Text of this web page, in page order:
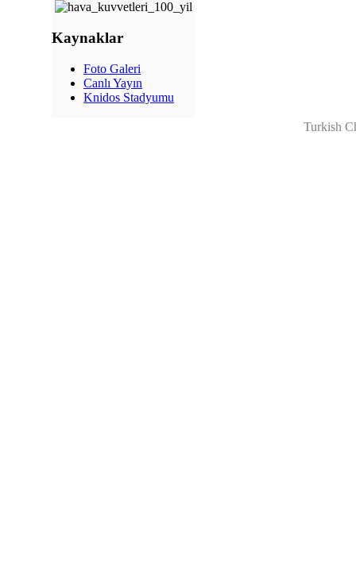
Kaynaklar
Foto Galeri
Canlı Yayın
Knidos Stadyumu
Turkish